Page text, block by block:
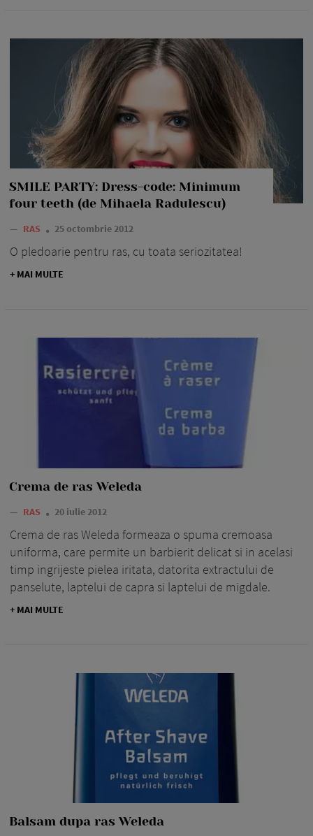
SMILE PARTY: Dress-code: Minimum
four teeth (de Mihaela Radulescu)
— RAS 25 octombrie 2012
O pledoarie pentru ras, cu toata seriozitatea!
+ MAI MULTE
Crema de ras Weleda
— RAS 20 iulie 2012
Crema de ras Weleda formeaza o spuma cremoasa
uniforma, care permite un barbierit delicat si in acelasi
timp ingrijeste pielea iritata, datorita extractului de
panselute, laptelui de capra si laptelui de migdale.
+ MAI MULTE
Balsam dupa ras Weleda